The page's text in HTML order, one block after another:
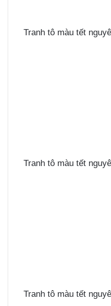
Tranh tô màu tết
Tranh tô màu tết
Tranh tô màu tết